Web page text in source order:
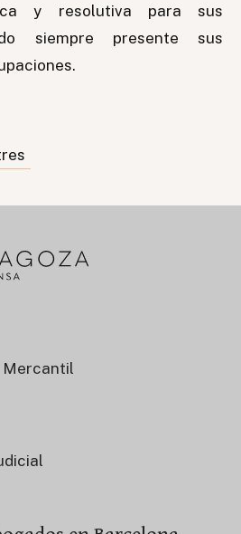
y resolutiva para sus
siempre presente sus
Mercantil